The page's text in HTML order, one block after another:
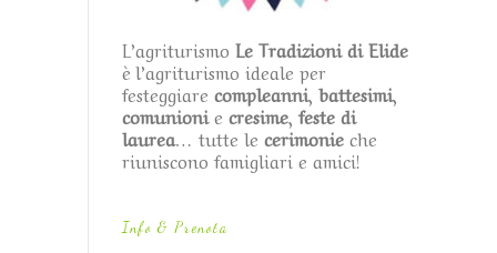
L’agriturismo Le Tradizioni di Elide
è l’agriturismo ideale per
festeggiare compleanni battesimi
comunioni e cresime feste di
laurea … tutte le cerimonie che
riuniscono famigliari e amici!
Info & Prenota